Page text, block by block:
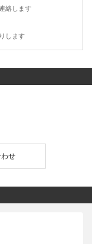
絡します
します
せ